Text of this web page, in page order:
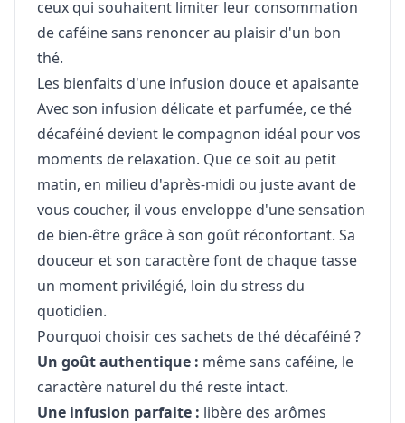
ceux qui souhaitent limiter leur consommation
de caféine sans renoncer au plaisir d'un bon
thé.
Les bienfaits d'une infusion douce et apaisante
Avec son infusion délicate et parfumée, ce thé
décaféiné devient le compagnon idéal pour vos
moments de relaxation. Que ce soit au petit
matin, en milieu d'après-midi ou juste avant de
vous coucher, il vous enveloppe d'une sensation
de bien-être grâce à son goût réconfortant. Sa
douceur et son caractère font de chaque tasse
un moment privilégié, loin du stress du
quotidien.
Pourquoi choisir ces sachets de thé décaféiné ?
Un goût authentique : même sans caféine, le
caractère naturel du thé reste intact.
Une infusion parfaite : libère des arômes